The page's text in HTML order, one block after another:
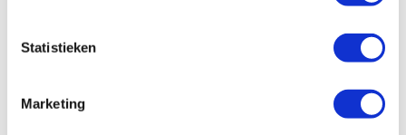
Statistieken
Marketing
Waterworks